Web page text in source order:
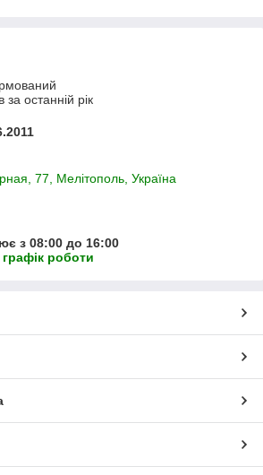
за останній рік
77, Мелітополь, Україна
з 08:00 до 16:00
роботи